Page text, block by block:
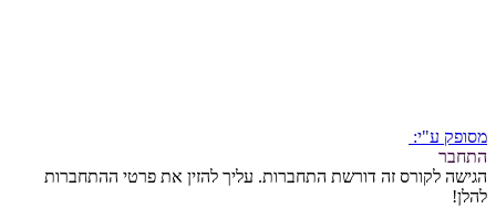
מסופק ע"י:
התחבר
הגישה לקורס זה דורשת התחברות. עליך להזין את פרטי ההתחברות
להלן!